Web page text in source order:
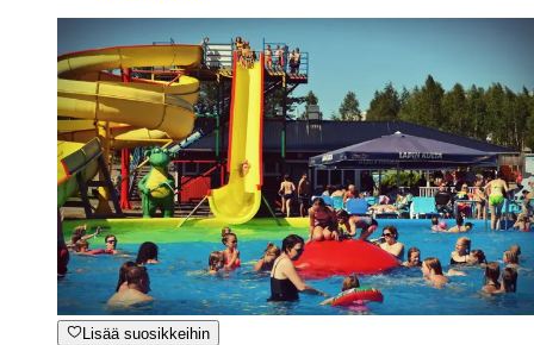
Lisää suosikkeihin